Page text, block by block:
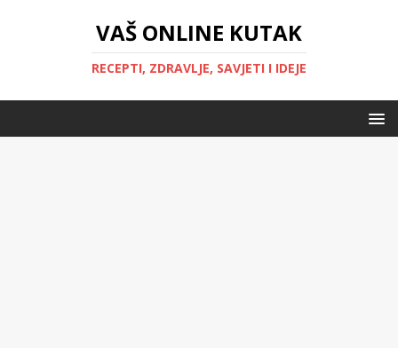
VAŠ ONLINE KUTAK
RECEPTI, ZDRAVLJE, SAVJETI I IDEJE